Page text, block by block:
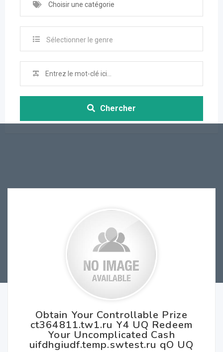
Choisir une catégorie
Sélectionner le genre
Chercher
Obtain Your Controllable Prize
ct364811.tw1.ru Y4 UQ Redeem
Your Uncomplicated Cash
uifdhgiudf.temp.swtest.ru qO UQ